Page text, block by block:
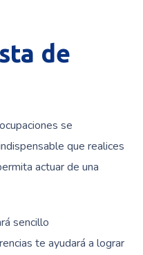
de
se
que realices
actuar de una
sencillo
te ayudará a lograr